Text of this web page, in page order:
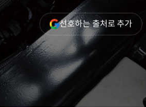
선호하는 출처로 추가(새
창
열림)